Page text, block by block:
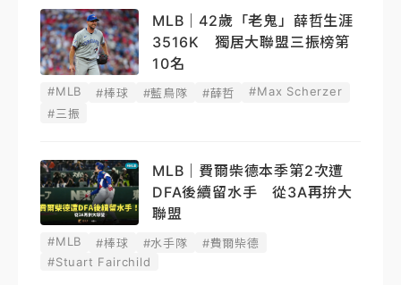
MLB｜42歲「老鬼」薛哲生涯
3516K 獨居大聯盟三振榜第
10名
#MLB #棒球 #藍鳥隊 #薛哲
#Max Scherzer
#三振
MLB｜費爾柴德本季第2次遭
DFA後續留水手 從3A再拚大
聯盟
#MLB #棒球 #水手隊
#費爾柴德
#Stuart Fairchild